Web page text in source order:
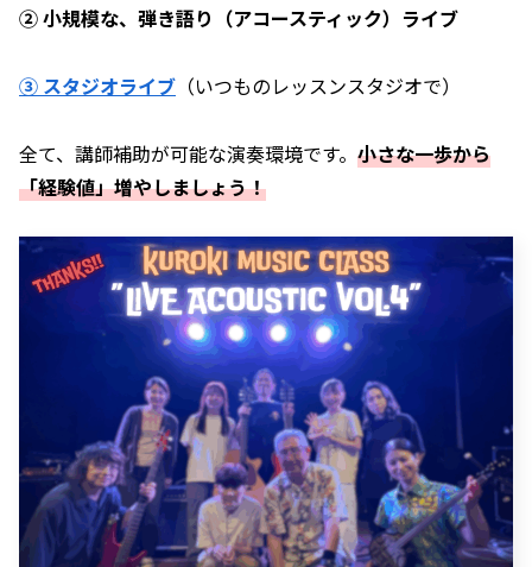
② 小規模な、弾き語り（アコースティック）ライブ
③ スタジオライブ （いつものレッスンスタジオで）
全て、講師補助が可能な演奏環境です。 小さな一歩から
「経験値」増やしましょう！